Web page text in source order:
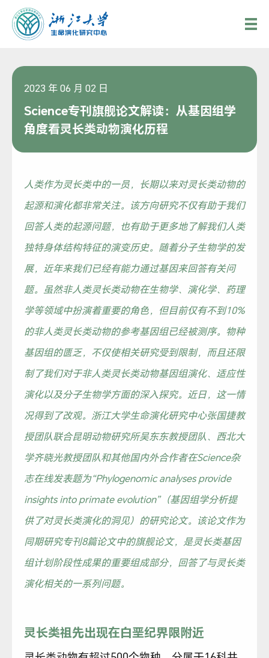
2023 年 06 月 02 日
Science专刊旗舰论文解读：从基因组学
角度看灵长类动物演化历程
人类作为灵长类中的一员，长期以来对灵长类动物的
起源和演化都非常关注。该方向研究不仅有助于我们
回答人类的起源问题，也有助于更多地了解我们人类
独特身体结构特征的演变历史。随着分子生物学的发
展，近年来我们已经有能力通过基因来回答有关问
题。虽然非人类灵长类动物在生物学、演化学、药理
学等领域中扮演着重要的角色，但目前仅有不到10%
的非人类灵长类动物的参考基因组已经被测序。物种
基因组的匮乏，不仅使相关研究受到限制，而且还限
制了我们对于非人类灵长类动物基因组演化、适应性
演化以及分子生物学方面的深入探究。近日，这一情
况得到了改观。浙江大学生命演化研究中心张国捷教
授团队联合昆明动物研究所吴东东教授团队、西北大
学齐晓光教授团队和其他国内外合作者在Science杂
志在线发表题为“Phylogenomic analyses provide
insights into primate evolution”（基因组学分析提
供了对灵长类演化的洞见）的研究论文。该论文作为
同期研究专刊8篇论文中的旗舰论文，是灵长类基因
组计划阶段性成果的重要组成部分，回答了与灵长类
演化相关的一系列问题。
灵长类祖先出现在白垩纪界限附近